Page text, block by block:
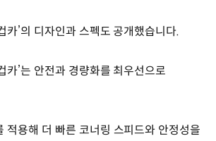
카’의 디자인과 스펙도 공개했습니다.
카’는 안전과 경량화를 최우선으로
적용해 더 빠른 코너링 스피드와 안정성을